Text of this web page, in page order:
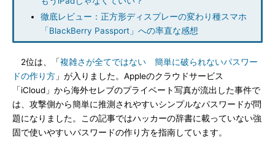
徹底レビュー：正方形ディスプレーの変わり種スマホ
「BlackBerry Passport」への率直な感想
2位は、「複雑さが全てではない 簡単に破られないパスワー
ドの作り方 」が入りました。Appleのクラウドサービス
「iCloud」から海外セレブのプライベート写真が流出した事件で
は、攻撃側から簡単に推測されやすいシンプルなパスワードが問
題になりました。この記事ではハッカーの辞書に載っていない強
固で使いやすいパスワードの作り方を指南しています。